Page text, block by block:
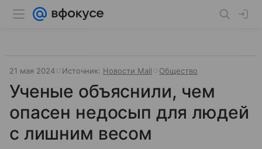
21 мая 2024 Источник: Новости Mail Общество
Ученые объяснили, чем
опасен недосып для людей
с лишним весом